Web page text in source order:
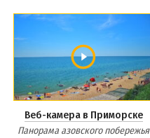
Веб-камера в Приморске
Панорама азовского побережья